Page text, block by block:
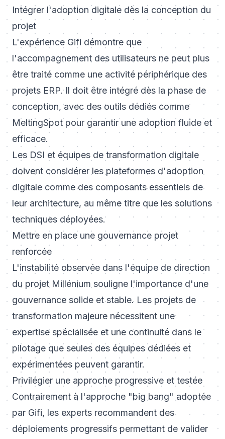
Intégrer l'adoption digitale dès la conception du
projet
L'expérience Gifi démontre que
l'accompagnement des utilisateurs ne peut plus
être traité comme une activité périphérique des
projets ERP. Il doit être intégré dès la phase de
conception, avec des outils dédiés comme
MeltingSpot pour garantir une adoption fluide et
efficace.
Les DSI et équipes de transformation digitale
doivent considérer les plateformes d'adoption
digitale comme des composants essentiels de
leur architecture, au même titre que les solutions
techniques déployées.
Mettre en place une gouvernance projet
renforcée
L'instabilité observée dans l'équipe de direction
du projet Millénium souligne l'importance d'une
gouvernance solide et stable. Les projets de
transformation majeure nécessitent une
expertise spécialisée et une continuité dans le
pilotage que seules des équipes dédiées et
expérimentées peuvent garantir.
Privilégier une approche progressive et testée
Contrairement à l'approche "big bang" adoptée
par Gifi, les experts recommandent des
déploiements progressifs permettant de valider